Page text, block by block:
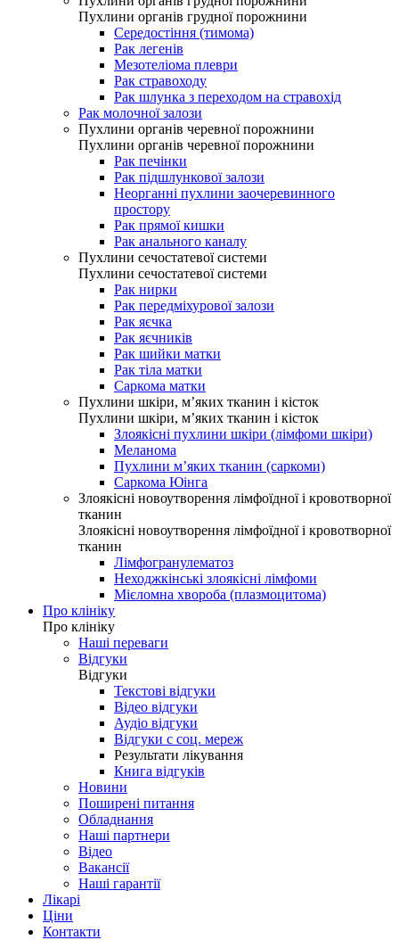
Пухлини органів грудної порожнини
Середостіння (тимома)
Рак легенів
Мезотеліома плеври
Рак стравоходу
Рак шлунка з переходом на стравохід
Рак молочної залози
Пухлини органів черевної порожнини
Пухлини органів черевної порожнини
Рак печінки
Рак підшлункової залози
Неорганні пухлини заочеревинного
простору
Рак прямої кишки
Рак анального каналу
Пухлини сечостатевої системи
Пухлини сечостатевої системи
Рак нирки
Рак передміхурової залози
Рак яєчка
Рак яєчників
Рак шийки матки
Рак тіла матки
Саркома матки
Пухлини шкіри, м’яких тканин і кісток
Пухлини шкіри, м’яких тканин і кісток
Злоякісні пухлини шкіри (лімфоми шкіри)
Меланома
Пухлини м’яких тканин (саркоми)
Саркома Юінга
Злоякісні новоутворення лімфоїдної і кровотворної
тканин
Злоякісні новоутворення лімфоїдної і кровотворної
тканин
Лімфогранулематоз
Неходжкінські злоякісні лімфоми
Мієломна хвороба (плазмоцитома)
Про клініку
Про клініку
Наші переваги
Відгуки
Відгуки
Текстові відгуки
Відео відгуки
Аудіо відгуки
Відгуки с соц. мереж
Результати лікування
Книга відгуків
Новини
Поширені питання
Обладнання
Наші партнери
Відео
Вакансії
Наші гарантії
Лікарі
Ціни
Контакти